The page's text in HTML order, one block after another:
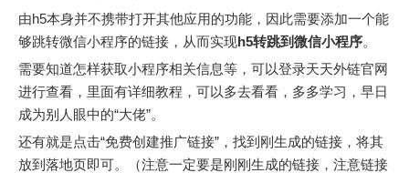
由h5本身并不携带打开其他应用的功能，因此需要添加一个能
够跳转微信小程序的链接，从而实现h5转跳到微信小程序。
需要知道怎样获取小程序相关信息等，可以登录天天外链官网
进行查看，里面有详细教程，可以多去看看，多多学习，早日
成为别人眼中的“大佬”。
还有就是点击“免费创建推广链接”，找到刚生成的链接，将其
放到落地页即可。（注意一定要是刚刚生成的链接，注意链接